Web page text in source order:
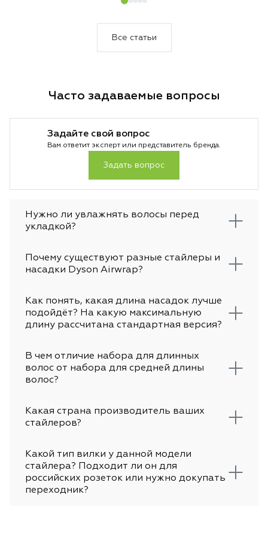
салонную процедуру, а эффект Коанда
автоматически притягивает волосы к
Все статьи
Часто задаваемые вопросы
Задайте свой вопрос
Вам ответит эксперт или представитель бренда.
Задать вопрос
Нужно ли увлажнять волосы перед
укладкой?
Почему существуют разные стайлеры и
насадки Dyson Airwrap?
Как понять, какая длина насадок лучше
подойдёт? На какую максимальную
длину рассчитана стандартная версия?
В чем отличие набора для длинных
волос от набора для средней длины
волос?
Какая страна производитель ваших
стайлеров?
Какой тип вилки у данной модели
стайлера? Подходит ли он для
российских розеток или нужно докупать
переходник?